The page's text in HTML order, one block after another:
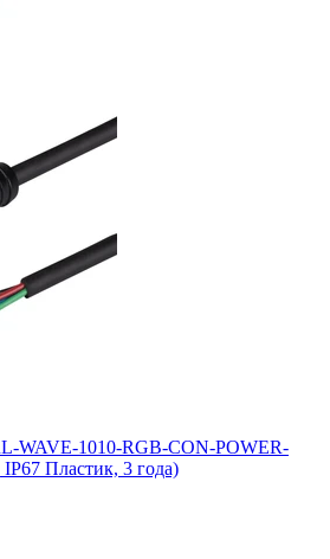
WAVE-1010-RGB-CON-POWER-
Пластик, 3 года)